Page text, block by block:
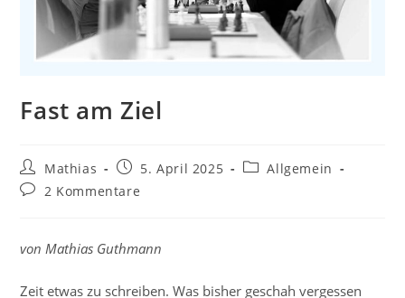
Fast am Ziel
Beitrags-
Autor:
Mathias
Beitrag
veröffentlicht:
5. April 2025
Beitrags-
Allgemein
Beitrags-
2 Kommentare
von Mathias Guthmann
Zeit etwas zu schreiben. Was bisher geschah vergessen